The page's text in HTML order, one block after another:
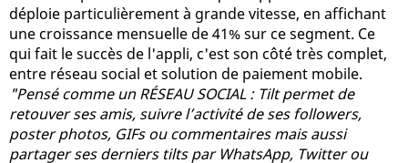
déploie particulièrement à grande vitesse, en affichant
une croissance mensuelle de 41% sur ce segment. Ce
qui fait le succès de l'appli, c'est son côté très complet,
entre réseau social et solution de paiement mobile.
"Pensé comme un RÉSEAU SOCIAL : Tilt permet de
retouver ses amis, suivre l’activité de ses followers,
poster photos, GIFs ou commentaires mais aussi
partager ses derniers tilts par WhatsApp, Twitter ou